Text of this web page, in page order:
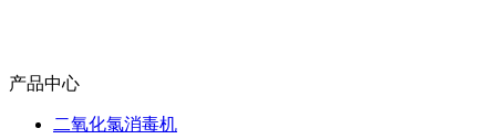
产品中心
二氧化氯消毒机